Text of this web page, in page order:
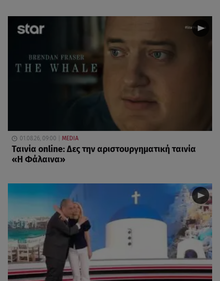
01.08.26, 09:00 MEDIA
Ταινία online: Δες την αριστουργηματική ταινία
«Η Φάλαινα»